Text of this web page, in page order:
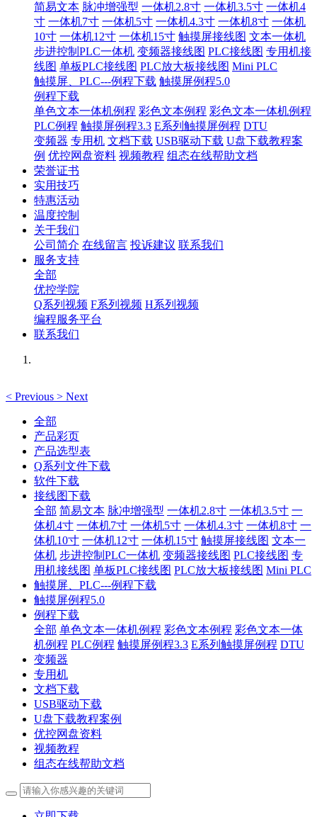
简易文本 脉冲增强型 一体机2.8寸 一体机3.5寸 一体机4
寸 一体机7寸 一体机5寸 一体机4.3寸 一体机8寸 一体机
10寸 一体机12寸 一体机15寸 触摸屏接线图 文本一体机
步进控制PLC一体机 变频器接线图 PLC接线图 专用机接
线图 单板PLC接线图 PLC放大板接线图 Mini PLC
触摸屏、PLC---例程下载 触摸屏例程5.0
例程下载
单色文本一体机例程 彩色文本例程 彩色文本一体机例程
PLC例程 触摸屏例程3.3 E系列触摸屏例程 DTU
变频器 专用机 文档下载 USB驱动下载 U盘下载教程案
例 优控网盘资料 视频教程 组态在线帮助文档
荣誉证书
实用技巧
特惠活动
温度控制
关于我们
公司简介 在线留言 投诉建议 联系我们
服务支持
全部
优控学院
Q系列视频 F系列视频 H系列视频
编程服务平台
联系我们
< Previous > Next
全部
产品彩页
产品选型表
Q系列文件下载
软件下载
接线图下载
全部 简易文本 脉冲增强型 一体机2.8寸 一体机3.5寸 一
体机4寸 一体机7寸 一体机5寸 一体机4.3寸 一体机8寸 一
体机10寸 一体机12寸 一体机15寸 触摸屏接线图 文本一
体机 步进控制PLC一体机 变频器接线图 PLC接线图 专
用机接线图 单板PLC接线图 PLC放大板接线图 Mini PLC
触摸屏、PLC---例程下载
触摸屏例程5.0
例程下载
全部 单色文本一体机例程 彩色文本例程 彩色文本一体
机例程 PLC例程 触摸屏例程3.3 E系列触摸屏例程 DTU
变频器
专用机
文档下载
USB驱动下载
U盘下载教程案例
优控网盘资料
视频教程
组态在线帮助文档